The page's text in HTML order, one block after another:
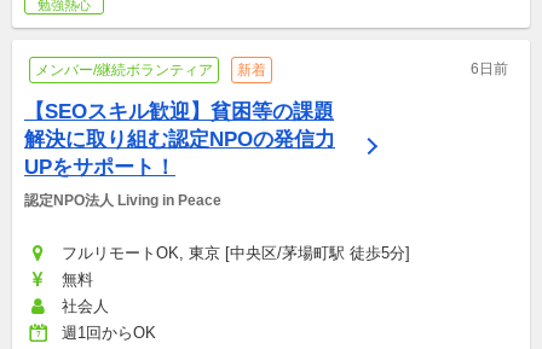
勉強熱心
メンバー/継続ボランティア 新着 6日前
【SEOスキル歓迎】貧困等の課題
解決に取り組む認定NPOの発信力
UPをサポート！
認定NPO法人 Living in Peace
フルリモートOK, 東京 [中央区/茅場町駅 徒歩5分]
無料
社会人
週1回からOK